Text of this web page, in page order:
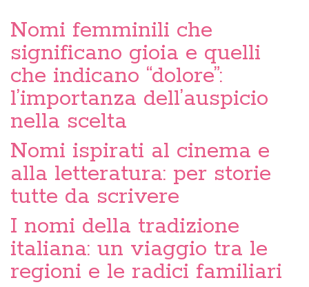
Nomi femminili che
significano gioia e quelli
che indicano “dolore”:
l’importanza dell’auspicio
nella scelta
Nomi ispirati al cinema e
alla letteratura: per storie
tutte da scrivere
I nomi della tradizione
italiana: un viaggio tra le
regioni e le radici familiari